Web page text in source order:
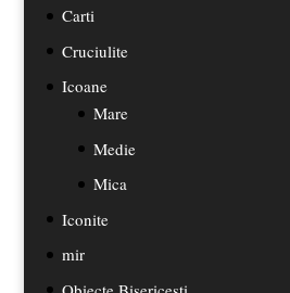
Carti
Cruciulite
Icoane
Mare
Medie
Mica
Iconite
mir